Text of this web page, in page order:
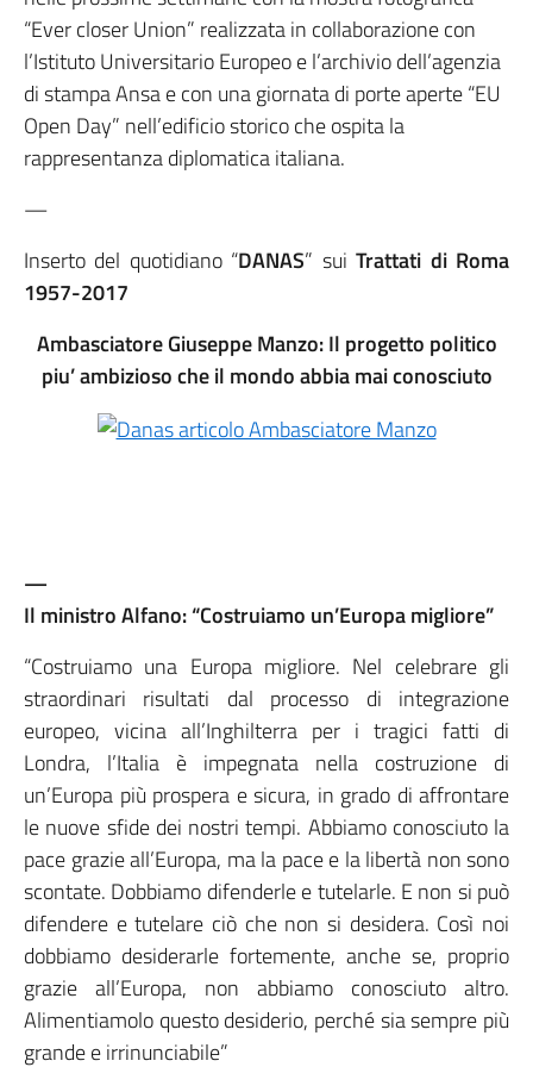
“Ever closer Union” realizzata in collaborazione con
l’Istituto Universitario Europeo e l’archivio dell’agenzia
di stampa Ansa e con una giornata di porte aperte “EU
Open Day” nell’edificio storico che ospita la
rappresentanza diplomatica italiana.
—
Inserto del quotidiano “DANAS” suiTrattati di Roma
1957-2017
Ambasciatore Giuseppe Manzo: Il progetto politico
piu’ ambizioso che il mondo abbia mai conosciuto
—
Il ministro Alfano: “Costruiamo un’Europa migliore”
“Costruiamo una Europa migliore. Nel celebrare gli
straordinari risultati dal processo di integrazione
europeo, vicina all’Inghilterra per i tragici fatti di
Londra, l’Italia è impegnata nella costruzione di
un’Europa più prospera e sicura, in grado di affrontare
le nuove sfide dei nostri tempi. Abbiamo conosciuto la
pace grazie all’Europa, ma la pace e la libertà non sono
scontate. Dobbiamo difenderle e tutelarle. E non si può
difendere e tutelare ciò che non si desidera. Così noi
dobbiamo desiderarle fortemente, anche se, proprio
grazie all’Europa, non abbiamo conosciuto altro.
Alimentiamolo questo desiderio, perché sia sempre più
grande e irrinunciabile”